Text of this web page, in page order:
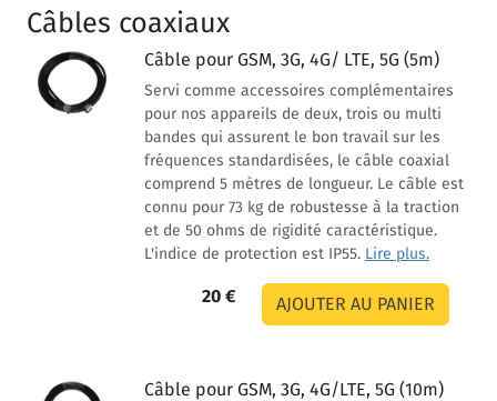
Câbles coaxiaux
Câble pour GSM, 3G, 4G/ LTE, 5G (5m)
Servi comme accessoires complémentaires
pour nos appareils de deux, trois ou multi
bandes qui assurent le bon travail sur les
fréquences standardisées, le câble coaxial
comprend 5 mètres de longueur. Le câble est
connu pour 73 kg de robustesse à la traction
et de 50 ohms de rigidité caractéristique.
L'indice de protection est IP55. Lire plus.
20 €
Câble pour GSM, 3G, 4G/LTE, 5G (10m)